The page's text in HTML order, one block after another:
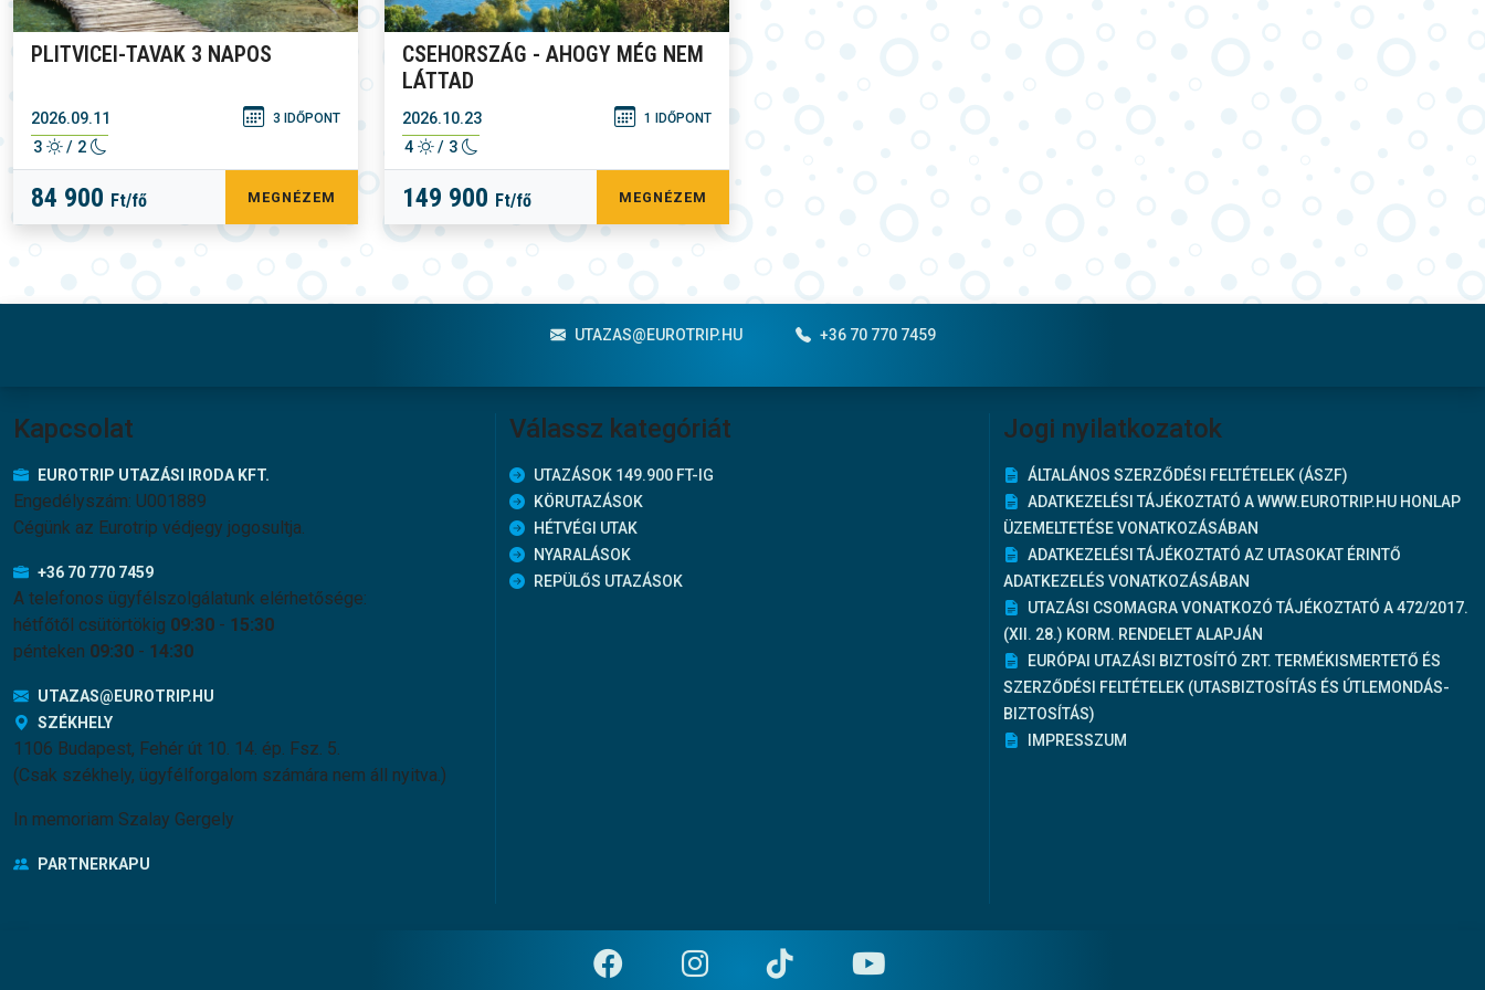
PLITVICEI-TAVAK 3 NAPOS
2026.09.11 3 IDŐPONT
3 / 2
84 900 Ft/fő MEGNÉZEM
CSEHORSZÁG - AHOGY MÉG NEM
LÁTTAD
2026.10.23 1 IDŐPONT
4 / 3
149 900 Ft/fő MEGNÉZEM
UTAZAS@EUROTRIP.HU +36 70 770 7459
Kapcsolat
EUROTRIP UTAZÁSI IRODA KFT.
Engedélyszám: U001889
Cégünk az Eurotrip védjegy jogosultja.
+36 70 770 7459
A telefonos ügyfélszolgálatunk elérhetősége:
hétfőtől csütörtökig 09:30 - 15:30
pénteken 09:30 - 14:30
UTAZAS@EUROTRIP.HU
SZÉKHELY
1106 Budapest, Fehér út 10. 14. ép. Fsz. 5.
(Csak székhely, ügyfélforgalom számára nem áll nyitva.)
In memoriam Szalay Gergely
PARTNERKAPU
Válassz kategóriát
UTAZÁSOK 149.900 FT-IG
KÖRUTAZÁSOK
HÉTVÉGI UTAK
NYARALÁSOK
REPÜLŐS UTAZÁSOK
Jogi nyilatkozatok
ÁLTALÁNOS SZERZŐDÉSI FELTÉTELEK (ÁSZF)
ADATKEZELÉSI TÁJÉKOZTATÓ A WWW.EUROTRIP.HU HONLAP
ÜZEMELTETÉSE VONATKOZÁSÁBAN
ADATKEZELÉSI TÁJÉKOZTATÓ AZ UTASOKAT ÉRINTŐ
ADATKEZELÉS VONATKOZÁSÁBAN
UTAZÁSI CSOMAGRA VONATKOZÓ TÁJÉKOZTATÓ A 472/2017.
(XII. 28.) KORM. RENDELET ALAPJÁN
EURÓPAI UTAZÁSI BIZTOSÍTÓ ZRT. TERMÉKISMERTETŐ ÉS
SZERZŐDÉSI FELTÉTELEK (UTASBIZTOSÍTÁS ÉS ÚTLEMONDÁS-
BIZTOSÍTÁS)
IMPRESSZUM